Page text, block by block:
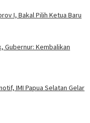
I, Bakal Pilih Ketua Baru
Gubernur: Kembalikan
IMI Papua Selatan Gelar